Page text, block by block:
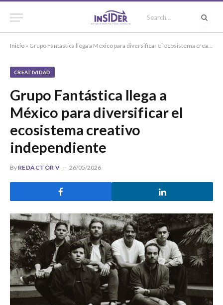
Inicio » Grupo Fantástica llega a México para diversificar el ecosistema creativo independiente
CREATIVIDAD
Grupo Fantástica llega a
México para diversificar el
ecosistema creativo
independiente
By REDACTOR V 26/05/2026